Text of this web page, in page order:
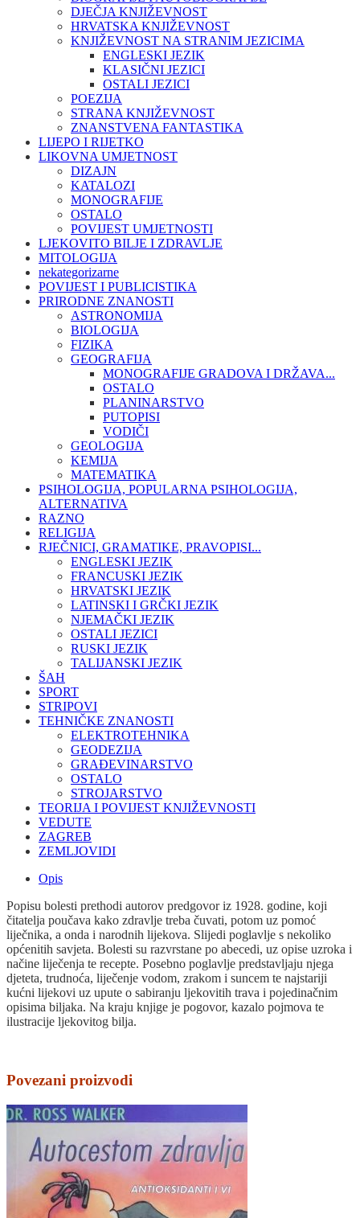
DJEČJA KNJIŽEVNOST
HRVATSKA KNJIŽEVNOST
KNJIŽEVNOST NA STRANIM JEZICIMA
ENGLESKI JEZIK
KLASIČNI JEZICI
OSTALI JEZICI
POEZIJA
STRANA KNJIŽEVNOST
ZNANSTVENA FANTASTIKA
LIJEPO I RIJETKO
LIKOVNA UMJETNOST
DIZAJN
KATALOZI
MONOGRAFIJE
OSTALO
POVIJEST UMJETNOSTI
LJEKOVITO BILJE I ZDRAVLJE
MITOLOGIJA
nekategorizarne
POVIJEST I PUBLICISTIKA
PRIRODNE ZNANOSTI
ASTRONOMIJA
BIOLOGIJA
FIZIKA
GEOGRAFIJA
MONOGRAFIJE GRADOVA I DRŽAVA...
OSTALO
PLANINARSTVO
PUTOPISI
VODIČI
GEOLOGIJA
KEMIJA
MATEMATIKA
PSIHOLOGIJA, POPULARNA PSIHOLOGIJA,
ALTERNATIVA
RAZNO
RELIGIJA
RJEČNICI, GRAMATIKE, PRAVOPISI...
ENGLESKI JEZIK
FRANCUSKI JEZIK
HRVATSKI JEZIK
LATINSKI I GRČKI JEZIK
NJEMAČKI JEZIK
OSTALI JEZICI
RUSKI JEZIK
TALIJANSKI JEZIK
ŠAH
SPORT
STRIPOVI
TEHNIČKE ZNANOSTI
ELEKTROTEHNIKA
GEODEZIJA
GRAĐEVINARSTVO
OSTALO
STROJARSTVO
TEORIJA I POVIJEST KNJIŽEVNOSTI
VEDUTE
ZAGREB
ZEMLJOVIDI
Opis
Popisu bolesti prethodi autorov predgovor iz 1928. godine, koji
čitatelja poučava kako zdravlje treba čuvati, potom uz pomoć
liječnika, a onda i narodnih lijekova. Slijedi poglavlje s nekoliko
općenitih savjeta. Bolesti su razvrstane po abecedi, uz opise uzroka i
načine liječenja te recepte. Posebno poglavlje predstavljaju njega
djeteta, trudnoća, liječenje vodom, zrakom i suncem te najstariji
kućni lijekovi uz upute o sabiranju ljekovitih trava i pojedinačnim
opisima biljaka. Na kraju knjige je pogovor, kazalo pojmova te
ilustracije ljekovitog bilja.
Povezani proizvodi